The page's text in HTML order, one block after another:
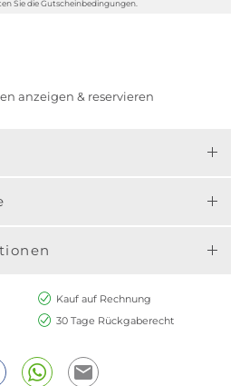
Sie die Gutscheinbedingungen.
anzeigen & reservieren
Kauf auf Rechnung
30 Tage Rückgaberecht